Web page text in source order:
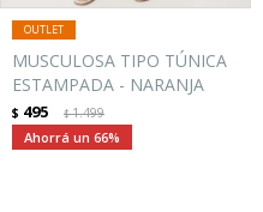
MUSCULOSA TIPO TÚNICA
ESTAMPADA - NARANJA
$ 495 $1.499
66